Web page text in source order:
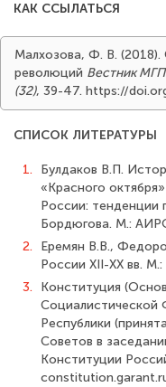
КАК ССЫЛАТЬСЯ
Малхозова, Ф. В. (2018).
революций Вестник
(32), 39-47. https://
СПИСОК ЛИТЕРАТУРЫ
1.
Булдаков В.П.
«Красного
России: тенденции
Бордюгова. М.:
2.
Еремян В.В.,
России XII-XX вв.
3.
Конституция
Социалистической
Республики
Советов в
Конституции